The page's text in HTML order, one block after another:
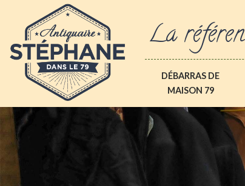
La
DÉBARRAS DE
MAISON 79